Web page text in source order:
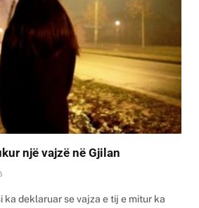
një vajzë në Gjilan
ka deklaruar se vajza e tij e mitur ka